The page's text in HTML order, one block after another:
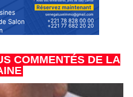
COMMENTÉS DE LA